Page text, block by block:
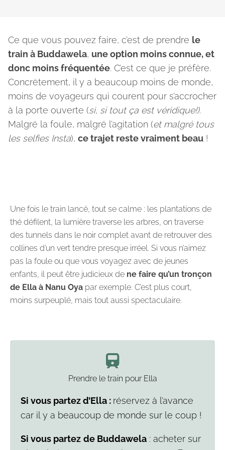
Ce que vous pouvez faire, c’est de prendre le
train à Buddawela, une option moins connue, et
donc moins fréquentée. C’est ce que je préfère.
Concrètement, il y a beaucoup moins de monde,
moins de voyageurs qui courent pour s’accrocher
à la porte ouverte (si, si tout ça est véridique!).
Malgré la foule, malgré l’agitation (et malgré tous
les selfies Insta), ce trajet reste vraiment beau !
Une fois le train lancé, tout se calme : les plantations de
thé défilent, la lumière traverse les arbres, on traverse
des tunnels dans le noir complet avant de retrouver des
collines d’un vert tendre presque irréel. Si vous n’aimez
pas la foule ou que vous voyagez avec de jeunes
enfants, il peut être judicieux de ne faire qu’un tronçon
de Ella à Nanu Oya par exemple. C’est plus court,
moins surpeuplé, mais tout aussi spectaculaire.
Prendre le train pour Ella
Si vous partez d’Ella : réservez à l’avance
car il y a beaucoup de monde sur le coup !
Si vous partez de Buddawela : acheter sur